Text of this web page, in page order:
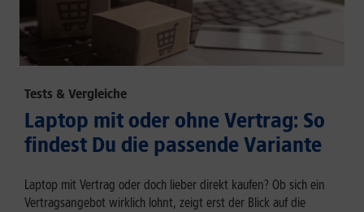
Tests & Vergleiche
Laptop mit oder ohne Vertrag: So
findest Du die passende Variante
Laptop mit Vertrag oder doch lieber direkt kaufen? Ob sich ein
Vertragsangebot wirklich lohnt, zeigt erst der Blick auf die